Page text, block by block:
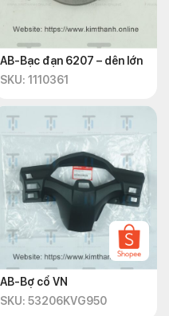
AB-Bạc đạn 6207 – dên lớn
SKU: 1110361
AB-Bợ cổ VN
SKU: 53206KVG950